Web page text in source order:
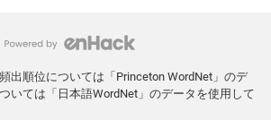
出順位については「Princeton WordNet」のデ
いては「日本語WordNet」のデータを使用して